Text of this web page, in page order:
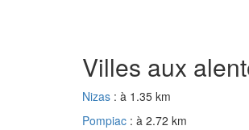
Villes aux
Nizas : à 1.35 km
Pompiac : à 2.72 km